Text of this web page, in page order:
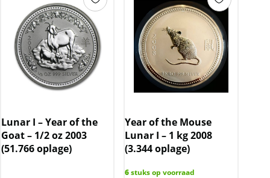
Lunar I – Year of the
Goat – 1/2 oz 2003
(51.766 oplage)
Year of the Mouse
Lunar I – 1 kg 2008
(3.344 oplage)
6stuks op voorraad